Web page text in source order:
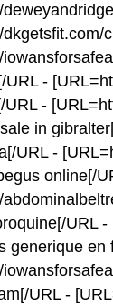
URL -
URL -
in
URL -
online[/
URL
generique
URL -